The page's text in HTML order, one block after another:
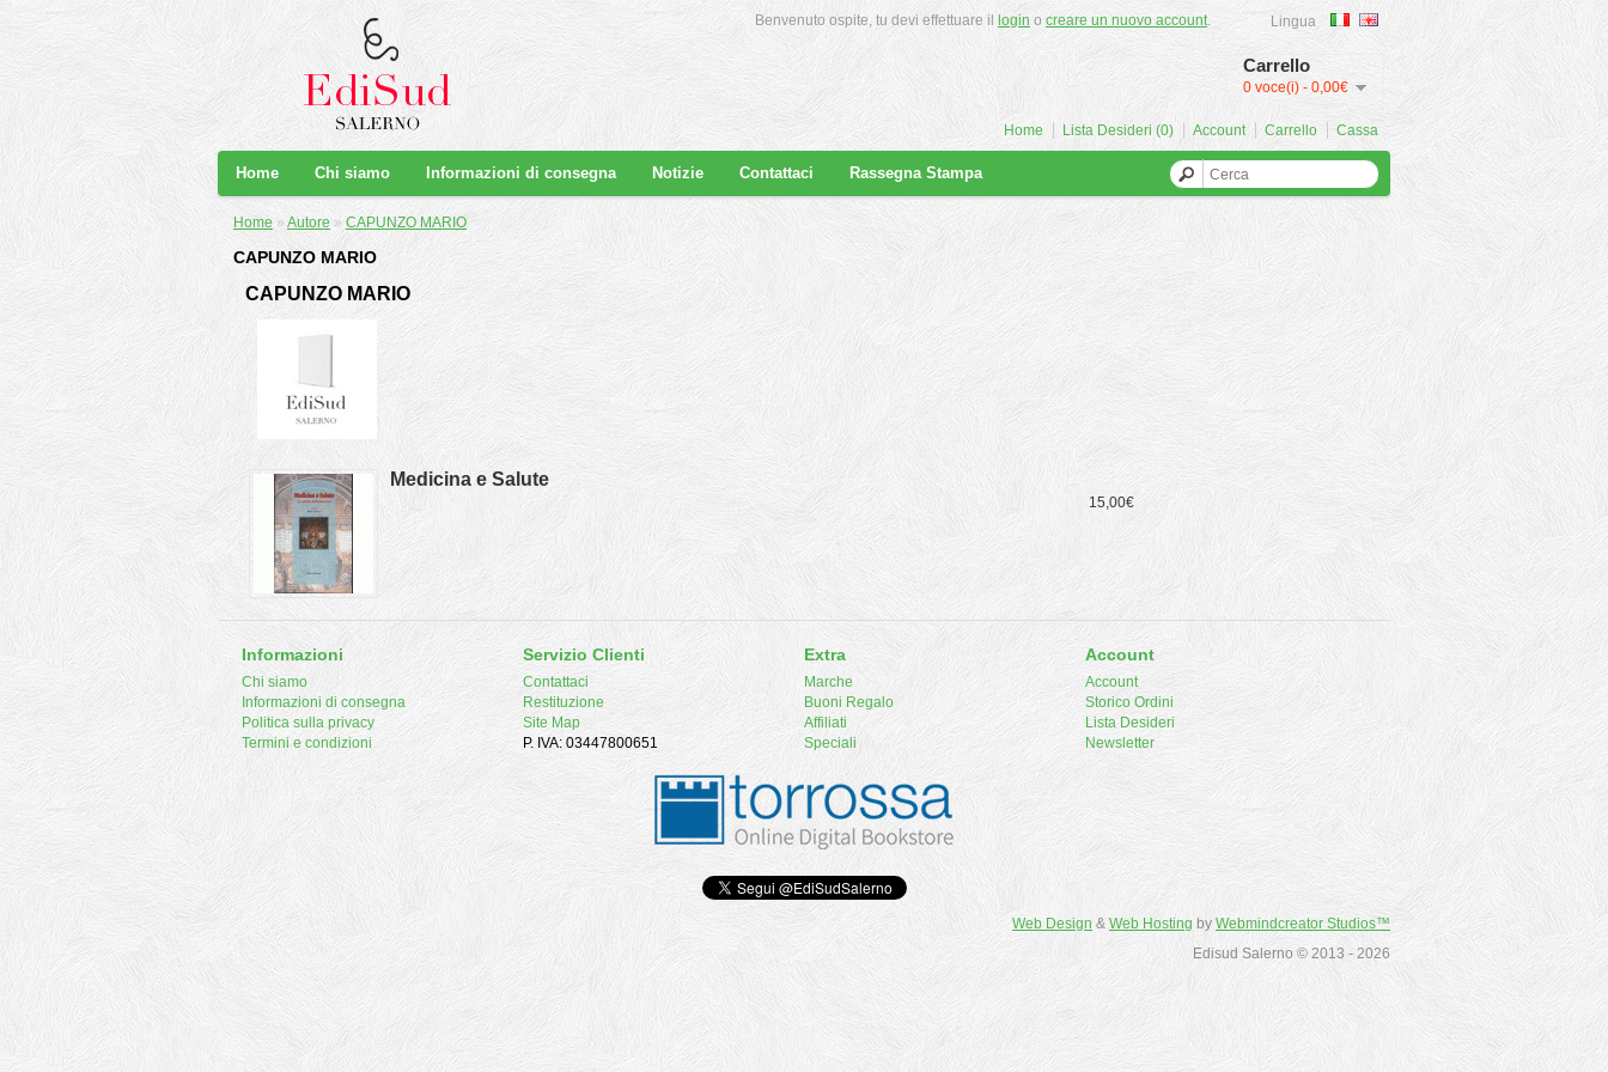
Lingua
Carrello
0 voce(i) - 0,00€
Benvenuto ospite, tu devi effettuare il login o creare un nuovo account.
Home Lista Desideri (0) Account Carrello Cassa
Home Chi siamo Informazioni di consegna Notizie Contattaci Rassegna Stampa
Home » Autore » CAPUNZO MARIO
CAPUNZO MARIO
CAPUNZO MARIO
Medicina e Salute
15,00€
Informazioni
Chi siamo
Informazioni di consegna
Politica sulla privacy
Termini e condizioni
Servizio Clienti
Contattaci
Restituzione
Site Map
P. IVA: 03447800651
Extra
Marche
Buoni Regalo
Affiliati
Speciali
Account
Account
Storico Ordini
Lista Desideri
Newsletter
Web Design & Web Hosting by Webmindcreator Studios™
Edisud Salerno © 2013 - 2026